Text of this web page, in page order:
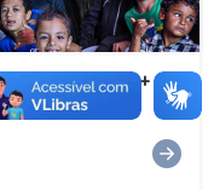
do Cuidar+ e
Vila São João